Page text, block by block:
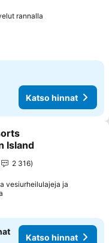
rannalla
Katso hinnat
Island
2 316
vesiurheilulajeja ja
Katso hinnat